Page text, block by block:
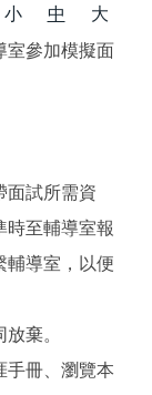
小 中
大
室參加模擬面
面試所需資
時至輔導室報
輔導室，以便
棄。
手冊、瀏覽本